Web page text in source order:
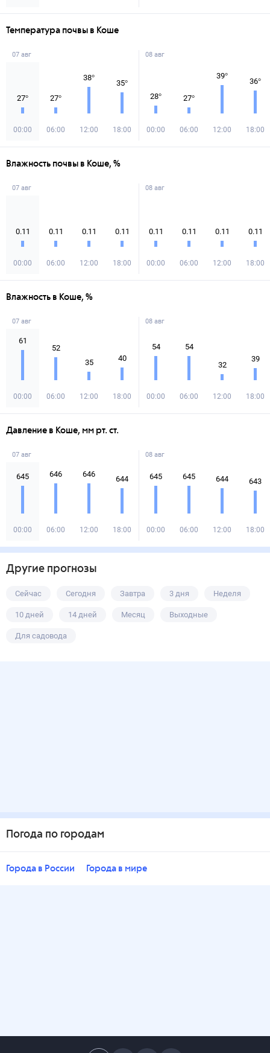
Температура почвы в Коше
07 авг
27°
00:00
27°
06:00
38°
12:00
35°
18:00
08 авг
28°
00:00
27°
06:00
39°
12:00
36°
18:00
Влажность почвы в Коше, %
07 авг
0.11
00:00
0.11
06:00
0.11
12:00
0.11
18:00
08 авг
0.11
00:00
0.11
06:00
0.11
12:00
0.11
18:00
Влажность в Коше, %
07 авг
61
00:00
52
06:00
35
12:00
40
18:00
08 авг
54
00:00
54
06:00
32
12:00
39
18:00
Давление в Коше, мм рт. ст.
07 авг
645
00:00
646
06:00
646
12:00
644
18:00
08 авг
645
00:00
645
06:00
644
12:00
643
18:00
Другие прогнозы
Сейчас Сегодня Завтра 3 дня Неделя
10 дней 14 дней Месяц Выходные
Для садовода
Погода по городам
Города в России Города в мире